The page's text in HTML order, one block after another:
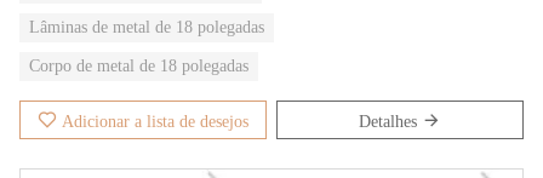
Lâminas de metal de 18 polegadas
Corpo de metal de 18 polegadas
Adicionar a lista de desejos Detalhes